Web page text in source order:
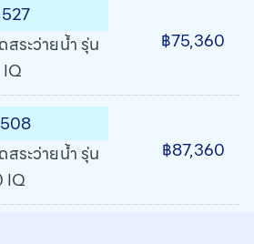
ระว่ายน้ำ รุ่น
฿75,360
ระว่ายน้ำ รุ่น
IQ
฿87,360